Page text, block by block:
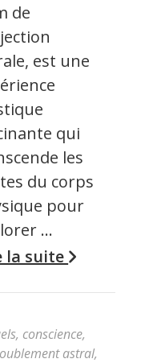
de
est une
qui
les
du corps
pour
…
la suite
, conscience,
astral,